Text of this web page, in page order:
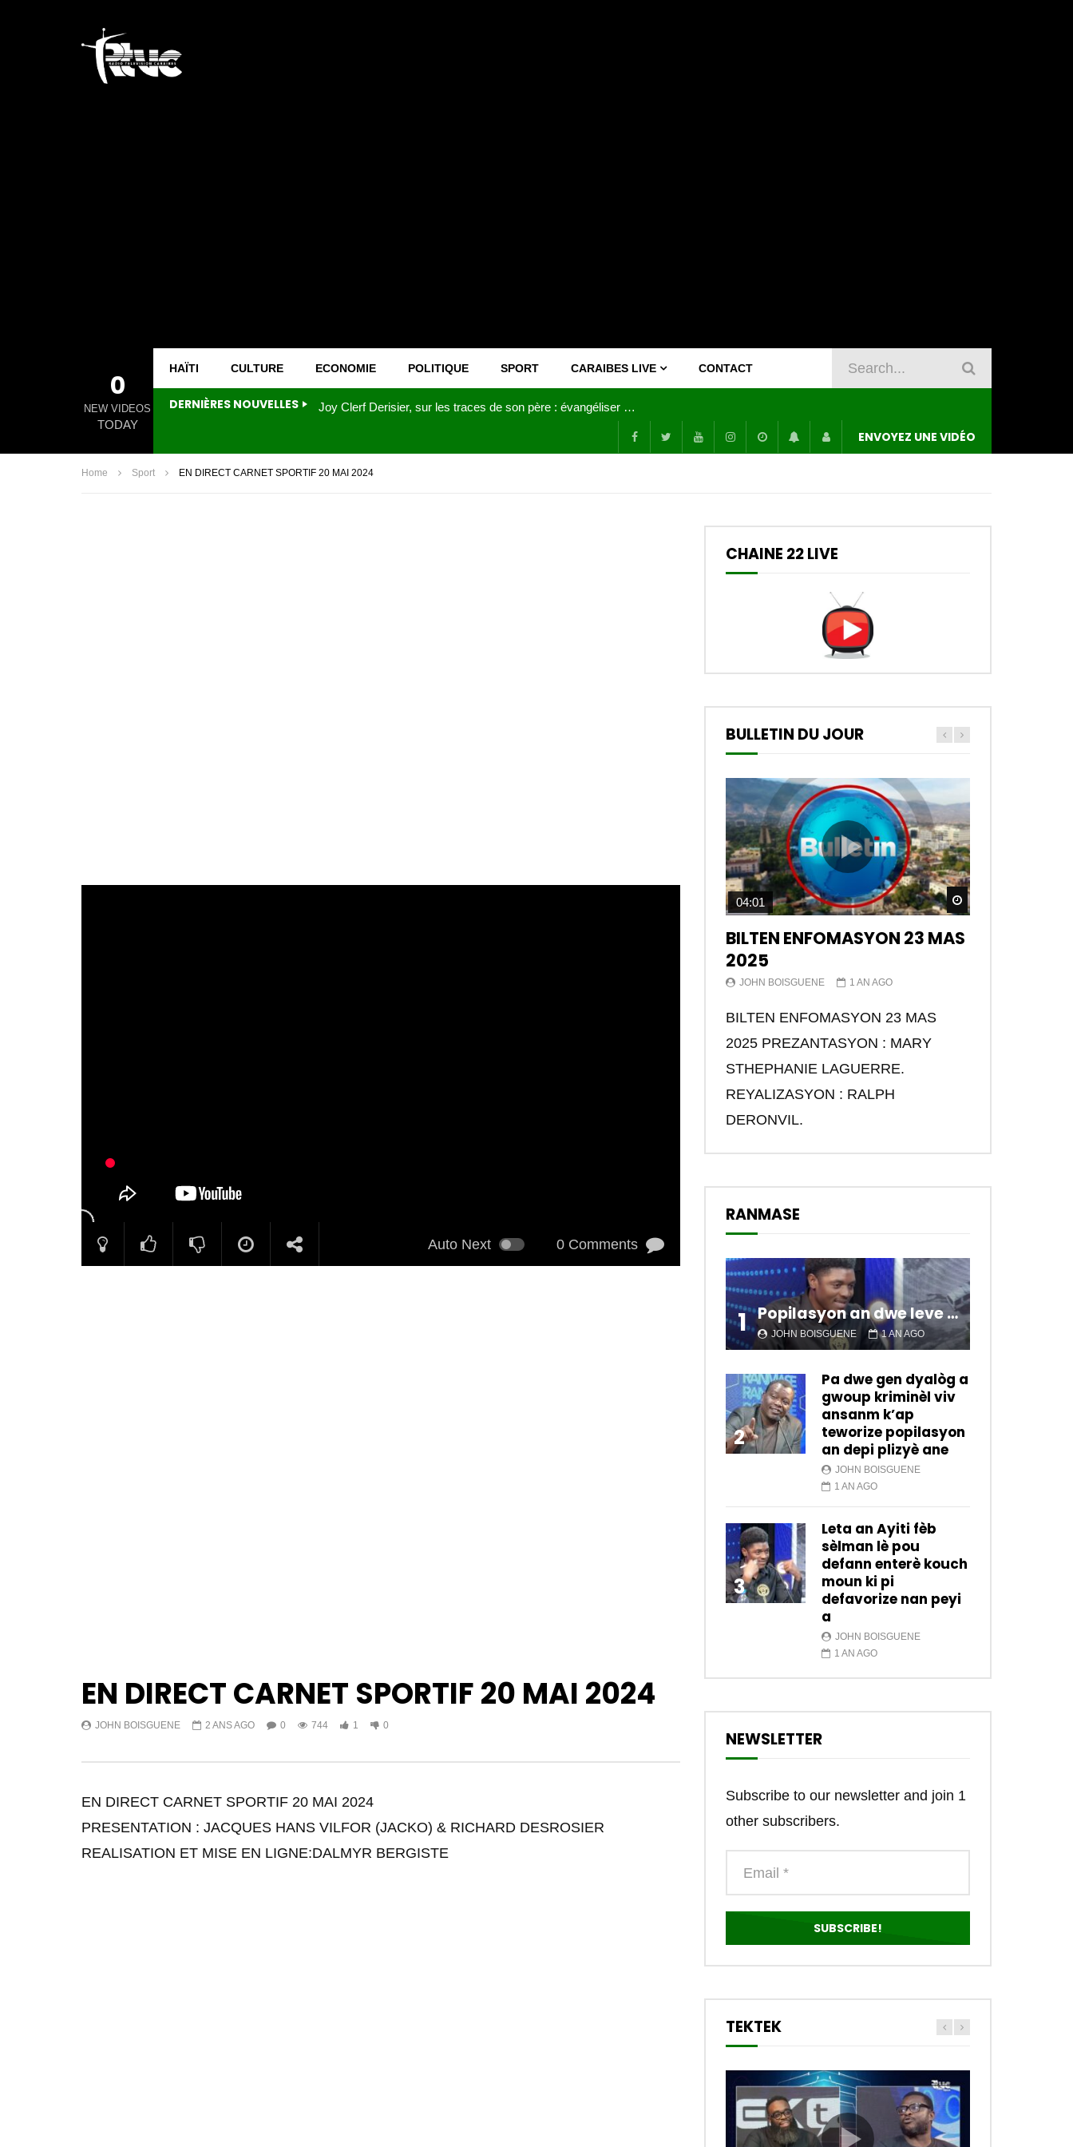
0
NEW VIDEOS
TODAY
HAÏTI CULTURE ECONOMIE POLITIQUE SPORT CARAIBES LIVE CONTACT
DERNIÈRES NOUVELLES Joy Clerf Derisier, sur les traces de son père : évangéliser par la musique
ENVOYEZ UNE VIDÉO
Home Sport EN DIRECT CARNET SPORTIF 20 MAI 2024
Auto Next 0 Comments
EN DIRECT CARNET SPORTIF 20 MAI 2024
JOHN BOISGUENE 2 ANS AGO 0 744 1 0
EN DIRECT CARNET SPORTIF 20 MAI 2024
PRESENTATION : JACQUES HANS VILFOR (JACKO) & RICHARD DESROSIER
REALISATION ET MISE EN LIGNE:DALMYR BERGISTE
CHAINE 22 LIVE
BULLETIN DU JOUR
Watch Later
04:01
BILTEN ENFOMASYON 23 MAS
2025
JOHN BOISGUENE 1 AN AGO
BILTEN ENFOMASYON 23 MAS
2025 PREZANTASYON : MARY
STHEPHANIE LAGUERRE.
REYALIZASYON : RALPH
DERONVIL.
RANMASE
1 Popilasyon an dwe leve kanpe pou chanje sitiyasyon kawotik l’ap viv nan peyi a.
JOHN BOISGUENE 1 AN AGO
2
Pa dwe gen dyalòg a
gwoup kriminèl viv
ansanm k’ap
teworize popilasyon
an depi plizyè ane
JOHN BOISGUENE
1 AN AGO
3
Leta an Ayiti fèb
sèlman lè pou
defann enterè kouch
moun ki pi
defavorize nan peyi
a
JOHN BOISGUENE
1 AN AGO
NEWSLETTER
Subscribe to our newsletter and join 1
other subscribers.
TEKTEK